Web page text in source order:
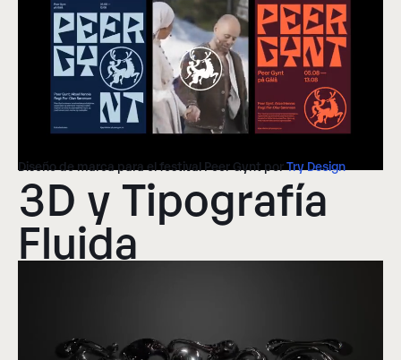
Diseño de marca para el festival Peer Gynt porTry Design
3D y Tipografía
Fluida